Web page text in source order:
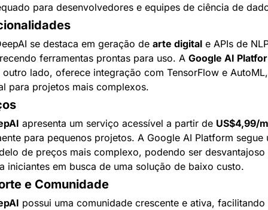
para desenvolvedores e equipes de ciência de
se destaca em geração de arte digital e APIs de
ferramentas prontas para uso. A Google AI
lado, oferece integração com TensorFlow e AutoML,
para projetos mais complexos.
apresenta um serviço acessível a partir de US$4,99/
para pequenos projetos. A Google AI Platform segue
de preços mais complexo, podendo ser desvantajoso
iniciantes em busca de uma solução de baixo custo.
e Comunidade
possui uma comunidade crescente e ativa, facilitando